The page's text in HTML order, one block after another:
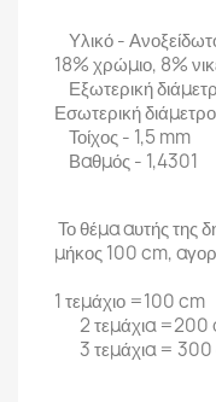
Υλικό -
18% χρώμιο, 8%
Εξωτερική
Εσωτερική
Τοίχος - 1,5 mm
Βαθμός - 1,4301
Το θέμα αυτής της
μήκος 100 cm,
1 τεμάχιο =100 cm
2 τεμάχια =200
3 τεμάχια =